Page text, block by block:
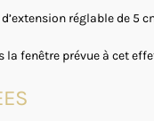
réglable de 5
fenêtre prévue à cet